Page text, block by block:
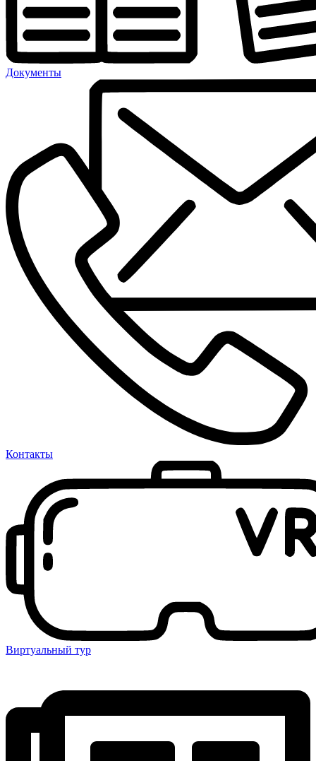
Документы
Контакты
Виртуальный тур